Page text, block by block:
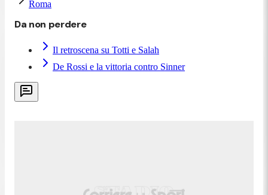
Roma
Da non perdere
Il retroscena su Totti e Salah
De Rossi e la vittoria contro Sinner